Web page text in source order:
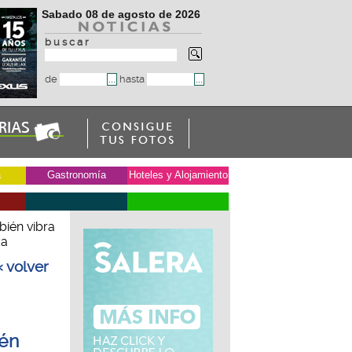
Sabado 08 de agosto de 2026
b u s c a r
de hasta
Gastronomía Hoteles y Alojamiento
vibra
volver